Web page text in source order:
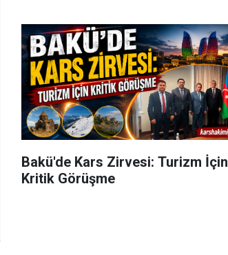
Bakü'de Kars Zirvesi: Turizm İçin
Kritik Görüşme